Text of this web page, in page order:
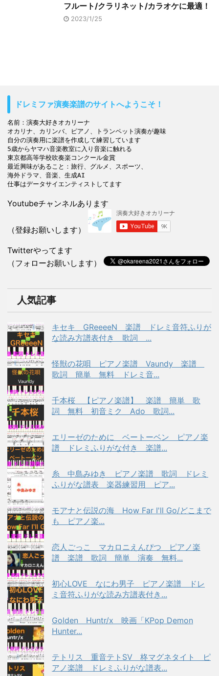
フルート/クラリネット/カラオケに最適！
2023/1/25
ドレミファ演奏楽譜のサイトへようこそ！
名前：演奏大好きオカリーナ
オカリナ、カリンバ、ピアノ、トランペット演奏が趣味
自分の演奏用に楽譜を作成して練習しています
5歳からヤマハ音楽教室に入り音楽に触れる
東京都高等学校吹奏楽コンクール金賞
最近興味があること：旅行、グルメ、スポーツ、
海外ドラマ、音楽、生成AI
Youtubeチャンネルあります
（登録お願いします）
Twitterやってます
（フォローお願いします）
人気記事
キセキ GReeeeN 楽譜 ドレミ音符ふりが
な読み方譜表付き 歌詞 ...
怪獣の花唄 ピアノ楽譜 Vaundy 楽譜
歌詞 簡単 無料 ドレミ音...
千本桜 【ピアノ楽譜】 楽譜 簡単 歌
詞 無料 初音ミク Ado 歌詞...
エリーゼのために ベートーベン ピアノ楽
譜 ドレミふりがな付き 楽譜...
糸 中島みゆき ピアノ楽譜 歌詞 ドレミ
ふりがな譜表 楽器練習用 ピア...
モアナと伝説の海 How Far I'll Go/どこまで
も ピアノ楽...
恋人ごっこ マカロニえんぴつ ピアノ楽
譜 楽譜 歌詞 簡単 演奏 無料...
初心LOVE なにわ男子 ピアノ楽譜 ドレ
ミ音符ふりがな読み方譜表付き...
Golden Huntr/x 映画「KPop Demon
Hunter...
テトリス 重音テトSV 柊マグネタイト ピ
アノ楽譜 ドレミふりがな譜表...